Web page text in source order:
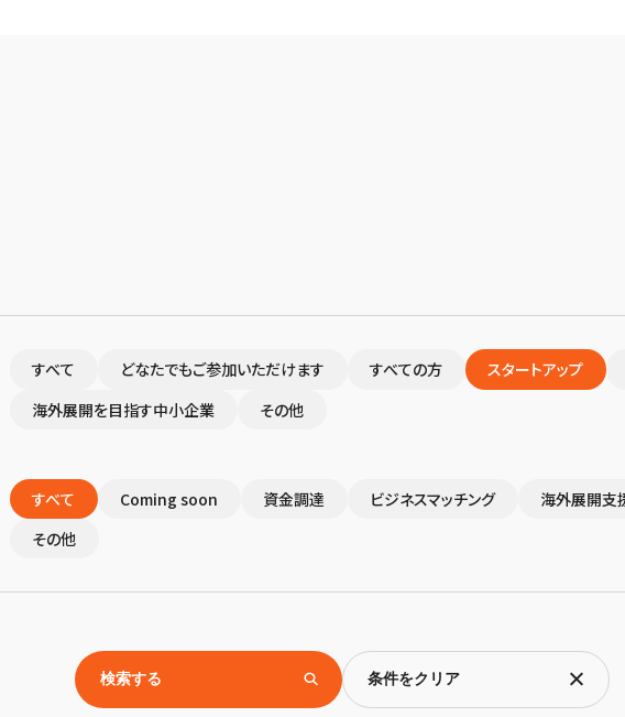
すべて どなたでもご参加いただけます すべての方 スタートアップ
海外展開を目指す中小企業
その他
すべて Coming soon 資金調達 ビジネスマッチング 海外展開支
その他
検索する 条件をクリア